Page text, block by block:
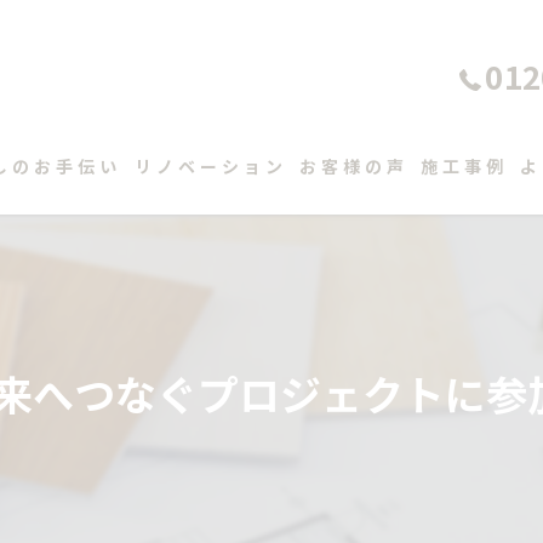
のお手伝い リノベーション お客様の声 施工事例
へつなぐプロジェクトに